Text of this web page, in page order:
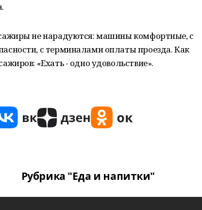
не нарадуются: машины комфортные, с
с терминалами оплаты проезда. Как
«Ехать - одно удовольствие».
Рубрика "Еда и напитки"